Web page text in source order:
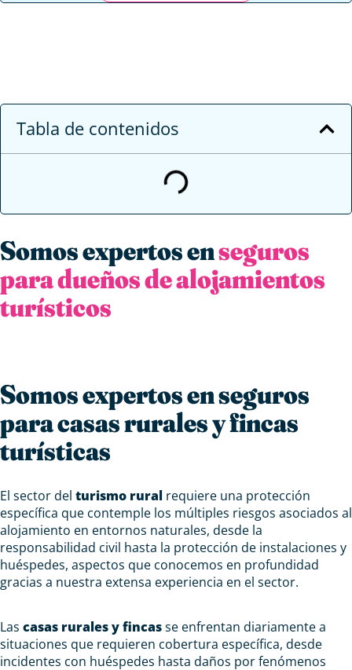
Tabla de contenidos
Somos expertos enseguros
para dueños de alojamientos
turísticos
Somos expertos en seguros
para casas rurales y fincas
turísticas
El sector del turismo rural requiere una protección
específica que contemple los múltiples riesgos asociados al
alojamiento en entornos naturales, desde la
responsabilidad civil hasta la protección de instalaciones y
huéspedes, aspectos que conocemos en profundidad
gracias a nuestra extensa experiencia en el sector.
Las casas rurales y fincasse enfrentan diariamente a
situaciones que requieren cobertura específica, desde
incidentes con huéspedes hasta daños por fenómenos